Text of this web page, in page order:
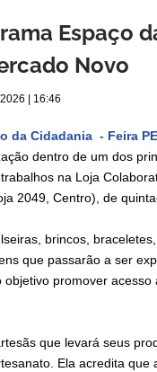
Espaço
Novo
| 16:46
da Cidadania - Feira
dentro de um dos
na Loja
2049, Centro), de
brincos,
que passarão a ser
promover
que levará seus
Ela acredita